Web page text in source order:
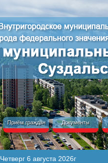
Приём граждан Документы
Четверг 6 августа 2026г